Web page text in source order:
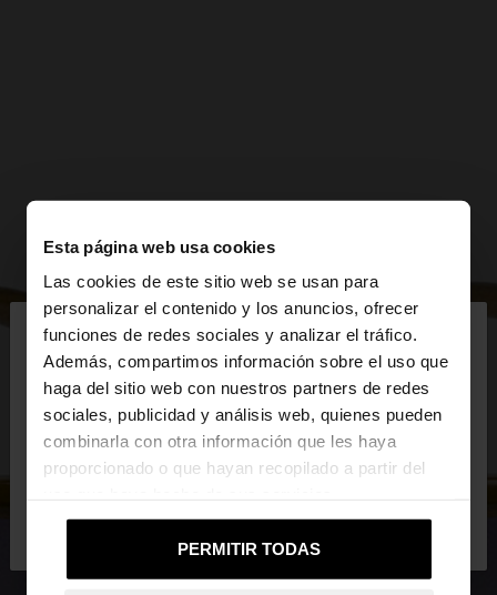
Esta página web usa cookies
Las cookies de este sitio web se usan para
personalizar el contenido y los anuncios, ofrecer
funciones de redes sociales y analizar el tráfico.
Además, compartimos información sobre el uso que
haga del sitio web con nuestros partners de redes
sociales, publicidad y análisis web, quienes pueden
combinarla con otra información que les haya
proporcionado o que hayan recopilado a partir del
PERMITIR TODAS
hola
Estás accediendo a la web de España. ¿Quieres ir a
la web de United States?